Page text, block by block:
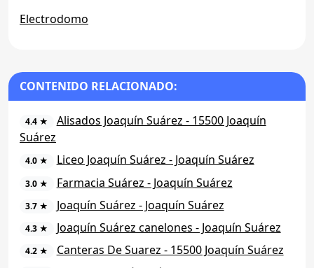
Electrodomo
CONTENIDO RELACIONADO:
4.4 ★
Alisados Joaquín Suárez - 15500 Joaquín
Suárez
4.0 ★ Liceo Joaquín Suárez - Joaquín Suárez
3.0 ★ Farmacia Suárez - Joaquín Suárez
3.7 ★ Joaquín Suárez - Joaquín Suárez
4.3 ★ Joaquín Suárez canelones - Joaquín Suárez
4.2 ★ Canteras De Suarez - 15500 Joaquín Suárez